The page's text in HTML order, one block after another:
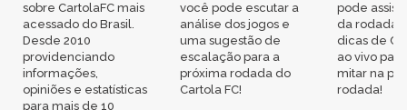
sobre CartolaFC mais
acessado do Brasil.
Desde 2010
providenciando
informações,
opiniões e estatísticas
para mais de 10
você pode escutar a
análise dos jogos e
uma sugestão de
escalação para a
próxima rodada do
Cartola FC!
pode
da rodada,
dicas de
ao vivo
mitar na
rodada!